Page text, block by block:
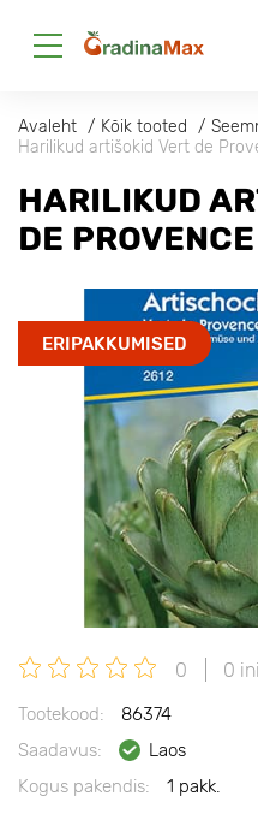
Avaleht Kõik tooted
Harilikud artišokid Vert de
HARILIKUD
DE PROVENCE
ERIPAKKUMISED
0 0
Tootekood:
86374
Saadavus:
Laos
Kogus pakendis:
1 pakk.